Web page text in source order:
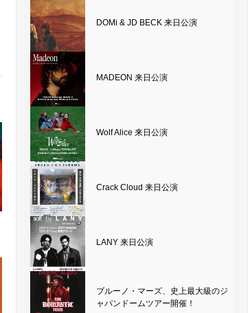
DOMi & JD BECK 来日公演
MADEON 来日公演
Wolf Alice 来日公演
Crack Cloud 来日公演
LANY 来日公演
ブルーノ・マーズ、史上最大級のジ
ャパンドームツアー開催！